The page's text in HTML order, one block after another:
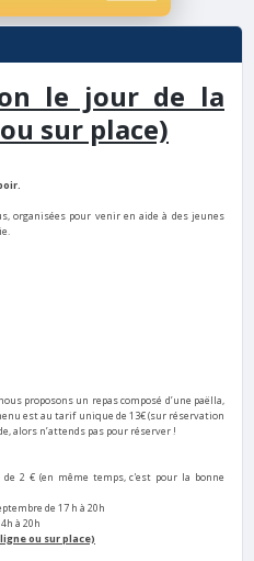
le jour de la
sur place)
organisées pour venir en aide à des jeunes
proposons un repas composé d’une paëlla,
est au tarif unique de 13€ (sur réservation
alors n’attends pas pour réserver !
2 € (en même temps, c'est pour la bonne
de 17 h à 20h
à 20h
ou sur place)